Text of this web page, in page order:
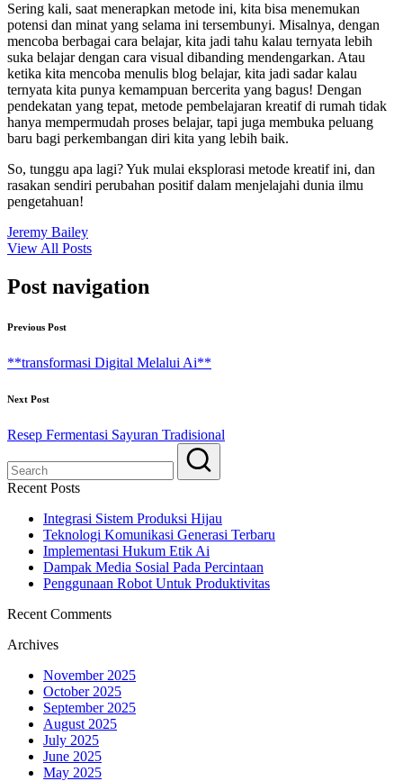
Sering kali, saat menerapkan metode ini, kita bisa menemukan
potensi dan minat yang selama ini tersembunyi. Misalnya, dengan
mencoba berbagai cara belajar, kita jadi tahu kalau ternyata lebih
suka belajar dengan cara visual dibanding mendengarkan. Atau
ketika kita mencoba menulis blog belajar, kita jadi sadar kalau
ternyata kita punya kemampuan bercerita yang bagus! Dengan
pendekatan yang tepat, metode pembelajaran kreatif di rumah tidak
hanya mempermudah proses belajar, tapi juga membuka peluang
baru bagi perkembangan diri kita yang lebih baik.
So, tunggu apa lagi? Yuk mulai eksplorasi metode kreatif ini, dan
rasakan sendiri perubahan positif dalam menjelajahi dunia ilmu
pengetahuan!
Jeremy Bailey
View All Posts
Post navigation
Previous Post
**transformasi Digital Melalui Ai**
Next Post
Resep Fermentasi Sayuran Tradisional
Recent Posts
Integrasi Sistem Produksi Hijau
Teknologi Komunikasi Generasi Terbaru
Implementasi Hukum Etik Ai
Dampak Media Sosial Pada Percintaan
Penggunaan Robot Untuk Produktivitas
Recent Comments
Archives
November 2025
October 2025
September 2025
August 2025
July 2025
June 2025
May 2025